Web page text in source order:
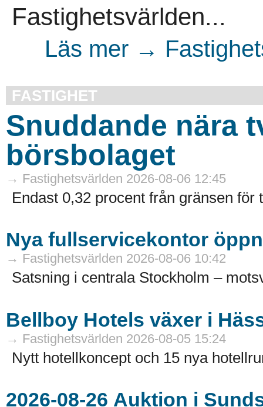
Fastighetsvärlden...
Läs mer →
FASTIGHET
Snuddande nära
börsbolaget
→ Fastighetsvärlden 2026-08-06 12:45
Endast 0,32 procent från gränsen för
Nya fullservicekontor
→ Fastighetsvärlden 2026-08-06 10:42
Satsning i centrala Stockholm –
Bellboy Hotels växer i
→ Fastighetsvärlden 2026-08-05 15:24
Nytt hotellkoncept och 15 nya
2026-08-26 Auktion i Sundsvall - Fastigheter och